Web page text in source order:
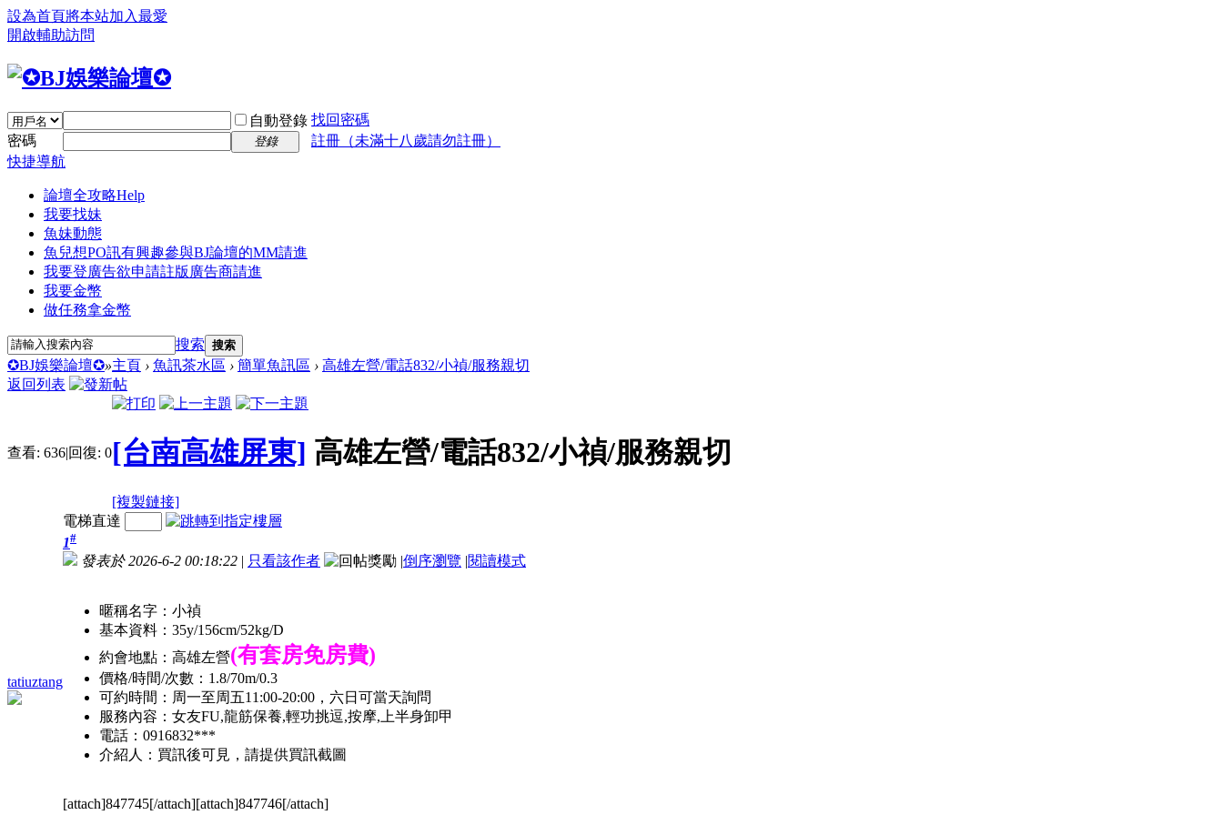
設為首頁將本站加入最愛
開啟輔助訪問
自動登錄 找回密碼
密碼
登錄
註冊（未滿十八歲請勿註冊）
快捷導航
論壇全攻略Help
我要找妹
魚妹動態
魚兒想PO訊有興趣參與BJ論壇的MM請進
我要登廣告欲申請註版廣告商請進
我要金幣
做任務拿金幣
搜索 搜索
✪BJ娛樂論壇✪»主頁 › 魚訊茶水區 › 簡單魚訊區 › 高雄左營/電話832/小禎/服務親切
返回列表
查看: 636|回復: 0[台南高雄屏東] 高雄左營/電話832/小禎/服務親切
[複製鏈接]
tatiuztang
電梯直達
1#
發表於 2026-6-2 00:18:22 | 只看該作者 |倒序瀏覽 |閱讀模式
暱稱名字：小禎
基本資料：35y/156cm/52kg/D
約會地點：高雄左營(有套房免房費)
價格/時間/次數：1.8/70m/0.3
可約時間：周一至周五11:00-20:00，六日可當天詢問
服務內容：女友FU,龍筋保養,輕功挑逗,按摩,上半身卸甲
電話：0916832***
介紹人：買訊後可見，請提供買訊截圖
[attach]847745[/attach][attach]847746[/attach]